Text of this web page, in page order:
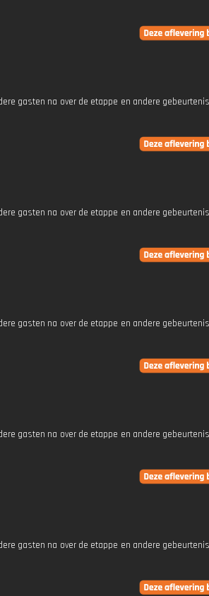
gasten na over de etappe en andere
gasten na over de etappe en andere
gasten na over de etappe en andere
gasten na over de etappe en andere
gasten na over de etappe en andere